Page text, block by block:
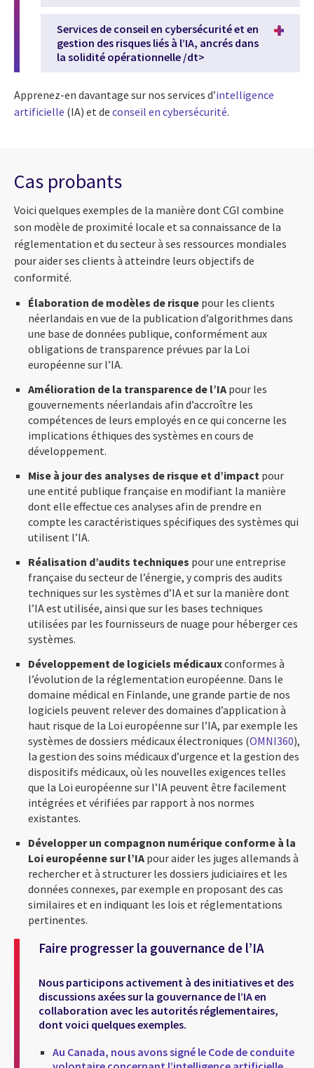
Services de conseil en cybersécurité et en
gestion des risques liés à l’IA, ancrés dans
la solidité opérationnelle /dt>
Apprenez-en davantage sur nos services d’intelligence
artificielle (IA) et de conseil en cybersécurité.
Cas probants
Voici quelques exemples de la manière dont CGI combine
son modèle de proximité locale et sa connaissance de la
réglementation et du secteur à ses ressources mondiales
pour aider ses clients à atteindre leurs objectifs de
conformité.
Élaboration de modèles de risque pour les clients
néerlandais en vue de la publication d’algorithmes dans
une base de données publique, conformément aux
obligations de transparence prévues par la Loi
européenne sur l’IA.
Amélioration de la transparence de l’IA pour les
gouvernements néerlandais afin d’accroître les
compétences de leurs employés en ce qui concerne les
implications éthiques des systèmes en cours de
développement.
Mise à jour des analyses de risque et d’impact pour
une entité publique française en modifiant la manière
dont elle effectue ces analyses afin de prendre en
compte les caractéristiques spécifiques des systèmes qui
utilisent l’IA.
Réalisation d’audits techniques pour une entreprise
française du secteur de l’énergie, y compris des audits
techniques sur les systèmes d’IA et sur la manière dont
l’IA est utilisée, ainsi que sur les bases techniques
utilisées par les fournisseurs de nuage pour héberger ces
systèmes.
Développement de logiciels médicauxconformes à
l’évolution de la réglementation européenne. Dans le
domaine médical en Finlande, une grande partie de nos
logiciels peuvent relever des domaines d’application à
haut risque de la Loi européenne sur l’IA, par exemple les
systèmes de dossiers médicaux électroniques (OMNI360),
la gestion des soins médicaux d’urgence et la gestion des
dispositifs médicaux, où les nouvelles exigences telles
que la Loi européenne sur l’IA peuvent être facilement
intégrées et vérifiées par rapport à nos normes
existantes.
Développer un compagnon numérique conforme à la
Loi européenne sur l’IA pour aider les juges allemands à
rechercher et à structurer les dossiers judiciaires et les
données connexes, par exemple en proposant des cas
similaires et en indiquant les lois et réglementations
pertinentes.
Faire progresser la gouvernance de l’IA
Nous participons activement à des initiatives et des
discussions axées sur la gouvernance de l’IA en
collaboration avec les autorités réglementaires,
dont voici quelques exemples.
Au Canada, nous avons signé le Code de conduite